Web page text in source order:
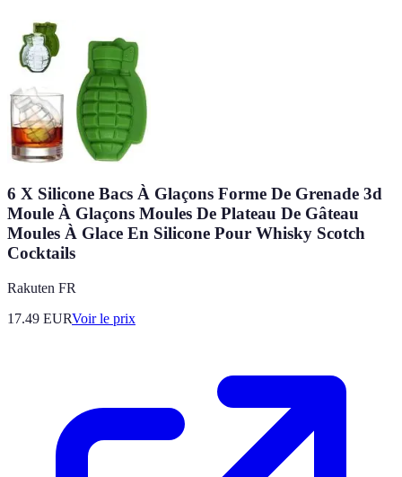
6 X Silicone Bacs À Glaçons Forme De Grenade 3d
Moule À Glaçons Moules De Plateau De Gâteau
Moules À Glace En Silicone Pour Whisky Scotch
Cocktails
Rakuten FR
17.49 EURVoir le prix